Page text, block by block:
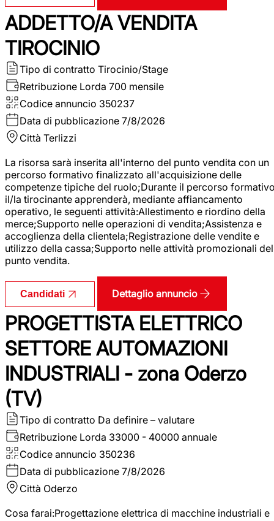
ADDETTO/A VENDITA
TIROCINIO
Tipo di contratto Tirocinio/Stage
Retribuzione Lorda 700 mensile
Codice annuncio 350237
Data di pubblicazione 7/8/2026
Città Terlizzi
La risorsa sarà inserita all'interno del punto vendita con un
percorso formativo finalizzato all'acquisizione delle
competenze tipiche del ruolo;Durante il percorso
il/la tirocinante apprenderà, mediante affiancamento
operativo, le seguenti attività:Allestimento e riordino della
merce;Supporto nelle operazioni di vendita;Assistenza e
accoglienza della clientela;Registrazione delle vendite e
utilizzo della cassa;Supporto nelle attività promozionali del
punto vendita.
Candidati Dettaglio annuncio
PROGETTISTA ELETTRICO
SETTORE AUTOMAZIONI
INDUSTRIALI - zona Oderzo
(TV)
Tipo di contratto Da definire – valutare
Retribuzione Lorda 33000 - 40000 annuale
Codice annuncio 350236
Data di pubblicazione 7/8/2026
Città Oderzo
Cosa farai:Progettazione elettrica di macchine industriali e